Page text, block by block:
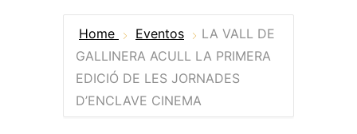
Home Eventos
LA VALL DE
GALLINERA ACULL LA PRIMERA
EDICIÓ DE LES JORNADES
D’ENCLAVE CINEMA